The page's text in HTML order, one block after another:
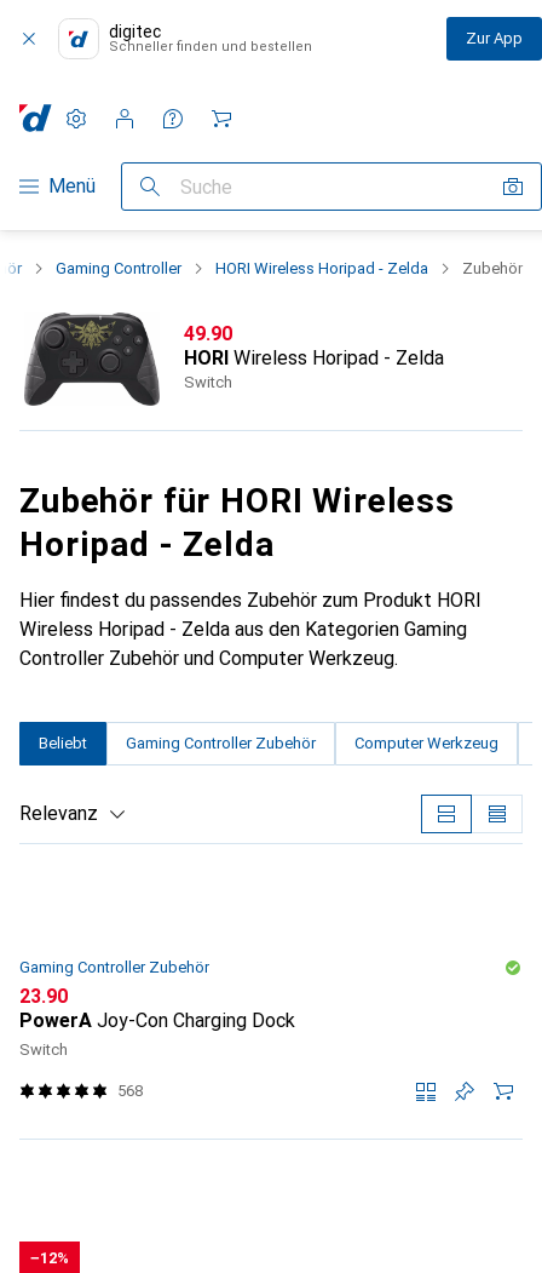
digitec
Schneller finden und bestellen Zur App
Navigation nach Kategorien
Menü Suche
Einstellungen
Kundenkonto
Vergleichslisten
Merklisten
Warenkorb
Gaming Controller HORI Wireless Horipad - Zelda Zubehör
CHF
49.90
HORI Wireless Horipad - Zelda
Switch
Zubehör für HORI Wireless
Horipad - Zelda
Hier findest du passendes Zubehör zum Produkt HORI
Wireless Horipad - Zelda aus den Kategorien Gaming
Controller Zubehör und Computer Werkzeug.
Beliebt Gaming Controller Zubehör Computer Werkzeug
Relevanz
Gaming Controller Zubehör
CHF
23.90
PowerA Joy-Con Charging Dock
Switch
568
−12%